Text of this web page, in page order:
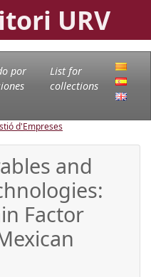
URV
por
List for
collections
d'Empreses
and
Factor